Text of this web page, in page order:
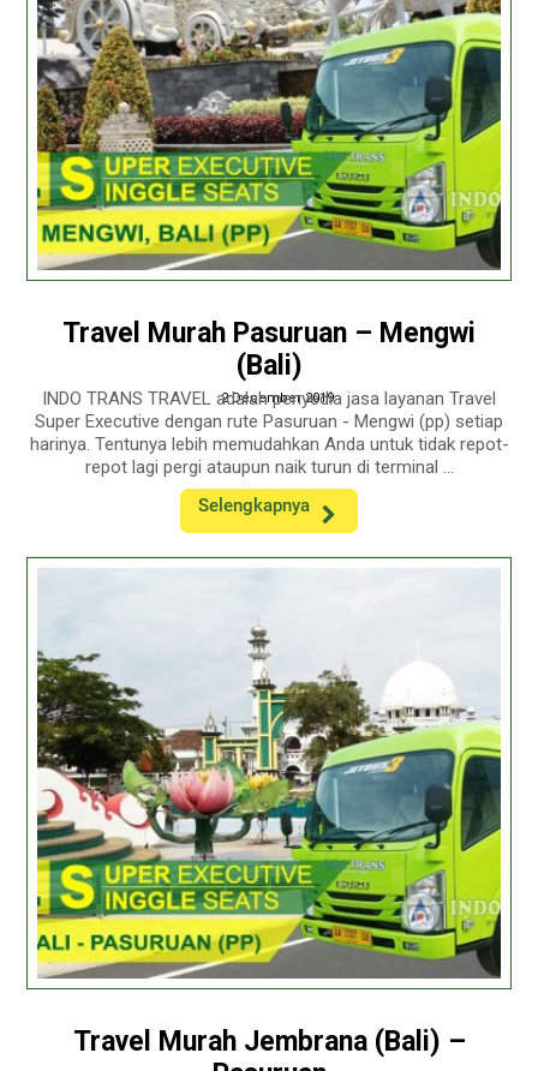
Travel Murah Pasuruan – Mengwi
(Bali)
2 December 2019
INDO TRANS TRAVEL adalah penyedia jasa layanan Travel
Super Executive dengan rute Pasuruan - Mengwi (pp) setiap
harinya. Tentunya lebih memudahkan Anda untuk tidak repot-
repot lagi pergi ataupun naik turun di terminal ...
Selengkapnya
Travel Murah Jembrana (Bali) –